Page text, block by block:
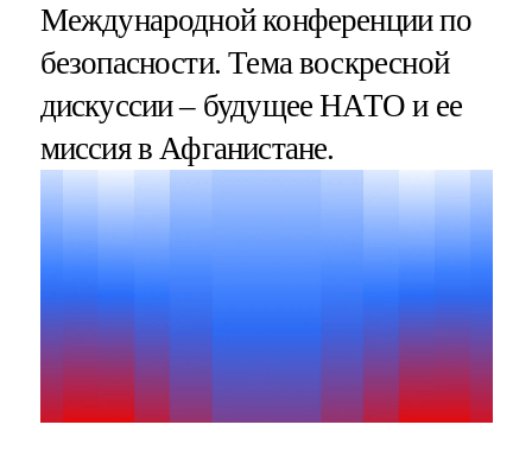
Международной конференции по
безопасности. Тема воскресной
дискуссии – будущее НАТО и ее
миссия в Афганистане.